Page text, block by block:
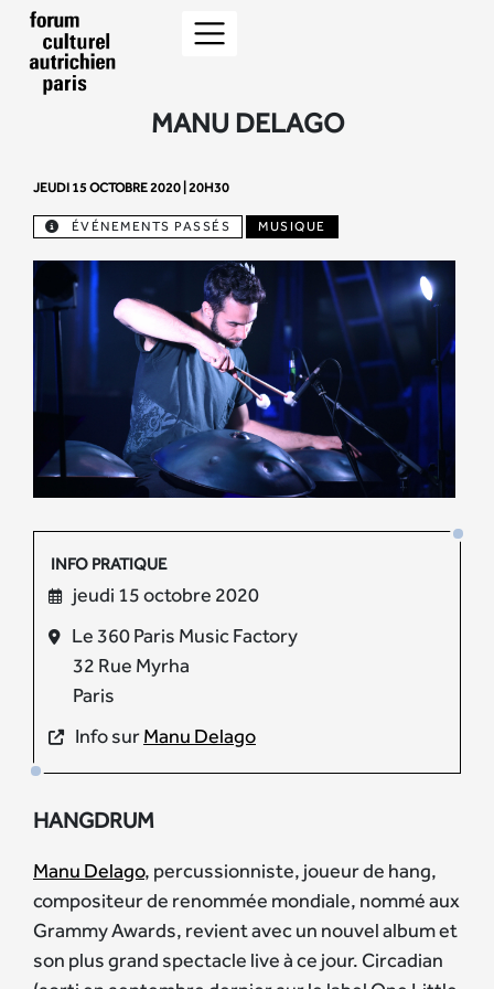
MANU DELAGO
JEUDI 15 OCTOBRE 2020 | 20H30
ÉVÉNEMENTS PASSÉS MUSIQUE
INFO PRATIQUE
jeudi 15 octobre 2020
Le 360 Paris Music Factory
32 Rue Myrha
Paris
Info surManu Delago
HANGDRUM
Manu Delago, percussionniste, joueur de hang,
compositeur de renommée mondiale, nommé aux
Grammy Awards, revient avec un nouvel album et
son plus grand spectacle live à ce jour. Circadian